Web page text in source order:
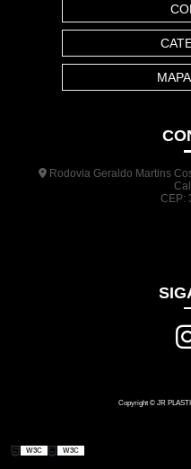
Rodovia Geraldo Martins
CEP:
Copyright © JR
W3C W3C